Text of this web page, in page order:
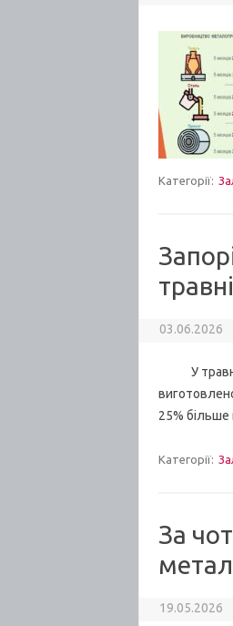
Категорії:
травні
03.06.2026
У травні
25% більше
Категорії:
За
19.05.2026